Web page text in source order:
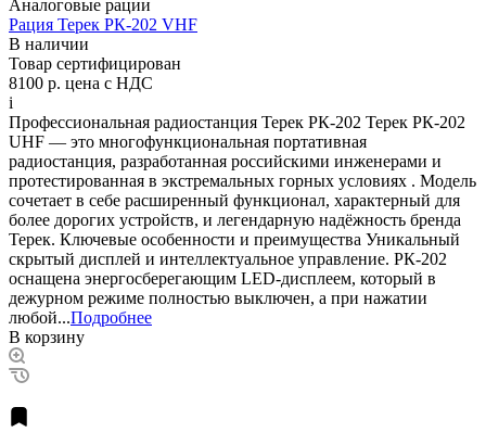
Аналоговые рации
Рация Терек РК-202 VHF
В наличии
Товар сертифицирован
8100 р. цена с НДС
i
Профессиональная радиостанция Терек РК-202 Терек РК-202
UHF — это многофункциональная портативная
радиостанция, разработанная российскими инженерами и
протестированная в экстремальных горных условиях . Модель
сочетает в себе расширенный функционал, характерный для
более дорогих устройств, и легендарную надёжность бренда
Терек. Ключевые особенности и преимущества Уникальный
скрытый дисплей и интеллектуальное управление. РК-202
оснащена энергосберегающим LED-дисплеем, который в
дежурном режиме полностью выключен, а при нажатии
любой...Подробнее
В корзину